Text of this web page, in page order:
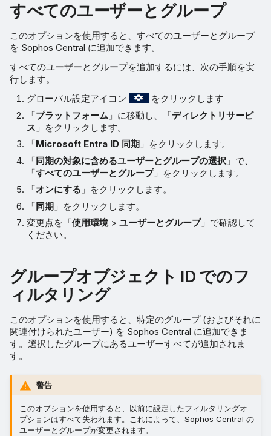
すべてのユーザーとグループ
このオプションを使用すると、すべてのユーザーとグループ
を Sophos Central に追加できます。
すべてのユーザーとグループを追加するには、次の手順を実
行します。
グローバル設定アイコン
をクリックします
「プラットフォーム 」に移動し、「ディレクトリサービ
ス 」をクリックします。
「Microsoft Entra ID 同期 」をクリックします。
「同期の対象に含めるユーザーとグループの選択 」で、
「すべてのユーザーとグループ」をクリックします。
「オンにする 」をクリックします。
「同期 」をクリックします。
変更点を「使用環境>ユーザーとグループ」で確認して
ください。
グループオブジェクト ID でのフ
ィルタリング
このオプションを使用すると、特定のグループ (およびそれに
関連付けられたユーザー) を Sophos Central に追加できま
す。選択したグループにあるユーザーすべてが追加されま
す。
警告
このオプションを使用すると、以前に設定したフィルタリングオ
プションはすべて失われます。これによって、Sophos Central の
ユーザーとグループが変更されます。